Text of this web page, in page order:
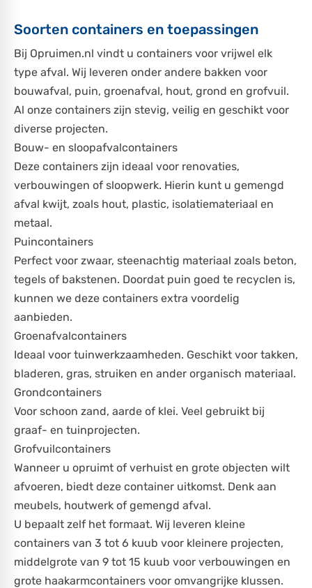
Soorten containers en toepassingen
Bij Opruimen.nl vindt u containers voor vrijwel elk
type afval. Wij leveren onder andere bakken voor
bouwafval, puin, groenafval, hout, grond en grofvuil.
Al onze containers zijn stevig, veilig en geschikt voor
diverse projecten.
Bouw- en sloopafvalcontainers
Deze containers zijn ideaal voor renovaties,
verbouwingen of sloopwerk. Hierin kunt u gemengd
afval kwijt, zoals hout, plastic, isolatiemateriaal en
metaal.
Puincontainers
Perfect voor zwaar, steenachtig materiaal zoals beton,
tegels of bakstenen. Doordat puin goed te recyclen is,
kunnen we deze containers extra voordelig
aanbieden.
Groenafvalcontainers
Ideaal voor tuinwerkzaamheden. Geschikt voor takken,
bladeren, gras, struiken en ander organisch materiaal.
Grondcontainers
Voor schoon zand, aarde of klei. Veel gebruikt bij
graaf- en tuinprojecten.
Grofvuilcontainers
Wanneer u opruimt of verhuist en grote objecten wilt
afvoeren, biedt deze container uitkomst. Denk aan
meubels, houtwerk of gemengd afval.
U bepaalt zelf het formaat. Wij leveren kleine
containers van 3 tot 6 kuub voor kleinere projecten,
middelgrote van 9 tot 15 kuub voor verbouwingen en
grote haakarmcontainers voor omvangrijke klussen.